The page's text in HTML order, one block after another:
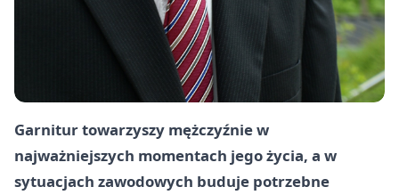
Garnitur towarzyszy mężczyźnie w
najważniejszych momentach jego życia, a w
sytuacjach zawodowych buduje potrzebne